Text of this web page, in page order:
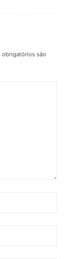
obrigatórios são